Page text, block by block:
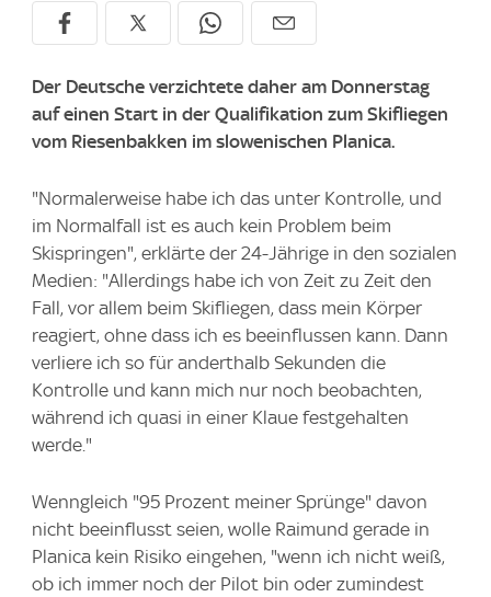
Der Deutsche verzichtete daher am Donnerstag
auf einen Start in der Qualifikation zum Skifliegen
vom Riesenbakken im slowenischen Planica.
"Normalerweise habe ich das unter Kontrolle, und
im Normalfall ist es auch kein Problem beim
Skispringen", erklärte der 24-Jährige in den sozialen
Medien: "Allerdings habe ich von Zeit zu Zeit den
Fall, vor allem beim Skifliegen, dass mein Körper
reagiert, ohne dass ich es beeinflussen kann. Dann
verliere ich so für anderthalb Sekunden die
Kontrolle und kann mich nur noch beobachten,
während ich quasi in einer Klaue festgehalten
werde."
Wenngleich "95 Prozent meiner Sprünge" davon
nicht beeinflusst seien, wolle Raimund gerade in
Planica kein Risiko eingehen, "wenn ich nicht weiß,
ob ich immer noch der Pilot bin oder zumindest